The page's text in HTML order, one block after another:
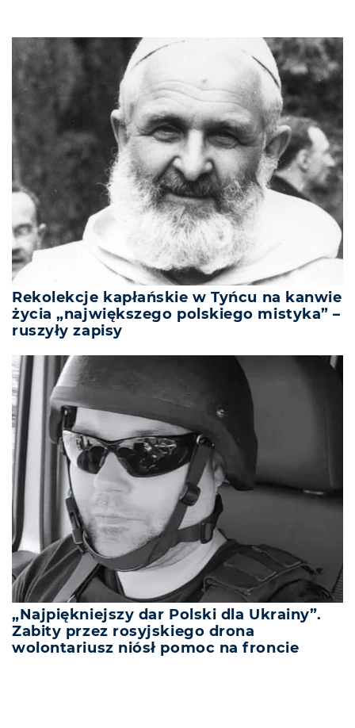
Rekolekcje kapłańskie w Tyńcu na kanwie
życia „największego polskiego mistyka” –
ruszyły zapisy
„Najpiękniejszy dar Polski dla Ukrainy”.
Zabity przez rosyjskiego drona
wolontariusz niósł pomoc na froncie